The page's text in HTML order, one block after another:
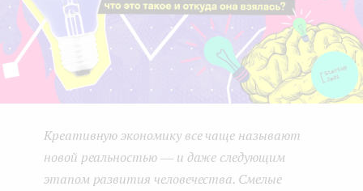
Креативную экономику все чаще называют
новой реальностью ― и даже следующим
этапом развития человечества. Смелые